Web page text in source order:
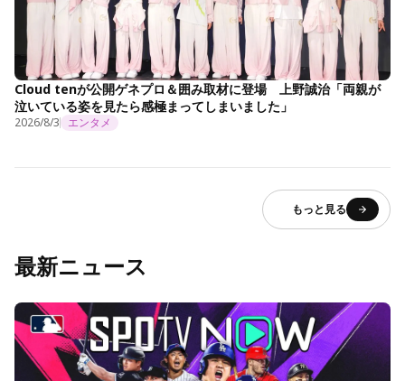
Cloud tenが公開ゲネプロ＆囲み取材に登場 上野誠治「両親が
泣いている姿を見たら感極まってしまいました」
2026/8/3 エンタメ
もっと見る
最新ニュース